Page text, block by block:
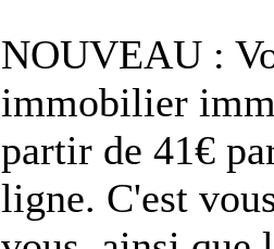
NOUVEAU :
immobilier
partir de 41€
ligne. C'est